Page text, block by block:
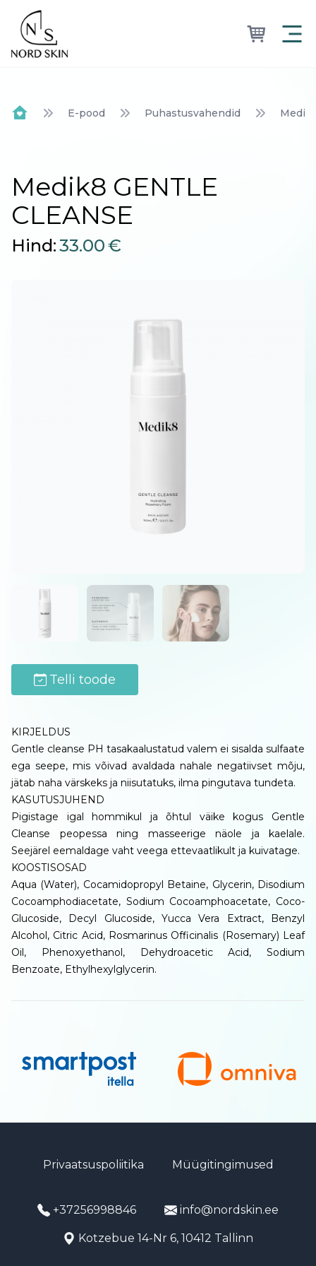
Nordskin
E-pood Puhastusvahendid
Medik8 GENTLE
CLEANSE
Hind:33.00€
Telli toode
KIRJELDUS
Gentle cleanse PH tasakaalustatud valem ei sisalda sulfaate
ega seepe, mis võivad avaldada nahale negatiivset mõju,
jätab naha värskeks ja niisutatuks, ilma pingutava tundeta.
KASUTUSJUHEND
Pigistage igal hommikul ja õhtul väike kogus Gentle
Cleanse peopessa ning masseerige näole ja kaelale.
Seejärel eemaldage vaht veega ettevaatlikult ja kuivatage.
KOOSTISOSAD
Aqua (Water), Cocamidopropyl Betaine, Glycerin, Disodium
Cocoamphodiacetate, Sodium Cocoamphoacetate, Coco-
Glucoside, Decyl Glucoside, Yucca Vera Extract, Benzyl
Alcohol, Citric Acid, Rosmarinus Officinalis (Rosemary) Leaf
Oil, Phenoxyethanol, Dehydroacetic Acid, Sodium
Benzoate, Ethylhexylglycerin.
Privaatsuspoliitika Müügitingimused
+37256998846 info@nordskin.ee
Kotzebue 14-Nr 6, 10412 Tallinn